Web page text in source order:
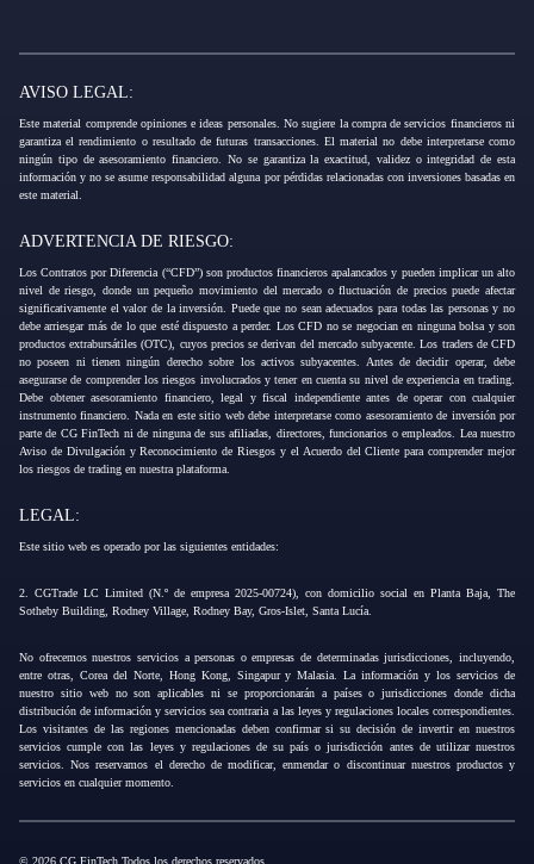
AVISO LEGAL:
Este material comprende opiniones e ideas personales. No sugiere la compra de servicios financieros ni
garantiza el rendimiento o resultado de futuras transacciones. El material no debe interpretarse como
ningún tipo de asesoramiento financiero. No se garantiza la exactitud, validez o integridad de esta
información y no se asume responsabilidad alguna por pérdidas relacionadas con inversiones basadas en
este material.
ADVERTENCIA DE RIESGO:
Los Contratos por Diferencia (“CFD”) son productos financieros apalancados y pueden implicar un alto
nivel de riesgo, donde un pequeño movimiento del mercado o fluctuación de precios puede afectar
significativamente el valor de la inversión. Puede que no sean adecuados para todas las personas y no
debe arriesgar más de lo que esté dispuesto a perder. Los CFD no se negocian en ninguna bolsa y son
productos extrabursátiles (OTC), cuyos precios se derivan del mercado subyacente. Los traders de CFD
no poseen ni tienen ningún derecho sobre los activos subyacentes. Antes de decidir operar, debe
asegurarse de comprender los riesgos involucrados y tener en cuenta su nivel de experiencia en trading.
Debe obtener asesoramiento financiero, legal y fiscal independiente antes de operar con cualquier
instrumento financiero. Nada en este sitio web debe interpretarse como asesoramiento de inversión por
parte de CG FinTech ni de ninguna de sus afiliadas, directores, funcionarios o empleados. Lea nuestro
Aviso de Divulgación y Reconocimiento de Riesgos y el Acuerdo del Cliente para comprender mejor
los riesgos de trading en nuestra plataforma.
LEGAL:
Este sitio web es operado por las siguientes entidades:
2. CGTrade LC Limited (N.º de empresa 2025-00724), con domicilio social en Planta Baja, The
Sotheby Building, Rodney Village, Rodney Bay, Gros-Islet, Santa Lucía.
No ofrecemos nuestros servicios a personas o empresas de determinadas jurisdicciones, incluyendo,
entre otras, Corea del Norte, Hong Kong, Singapur y Malasia. La información y los servicios de
nuestro sitio web no son aplicables ni se proporcionarán a países o jurisdicciones donde dicha
distribución de información y servicios sea contraria a las leyes y regulaciones locales correspondientes.
Los visitantes de las regiones mencionadas deben confirmar si su decisión de invertir en nuestros
servicios cumple con las leyes y regulaciones de su país o jurisdicción antes de utilizar nuestros
servicios. Nos reservamos el derecho de modificar, enmendar o discontinuar nuestros productos y
servicios en cualquier momento.
© 2026 CG FinTech Todos los derechos reservados.